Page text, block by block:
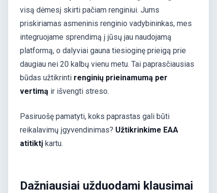
visą dėmesį skirti pačiam renginiui. Jums
priskiriamas asmeninis renginio vadybininkas, mes
integruojame sprendimą į jūsų jau naudojamą
platformą, o dalyviai gauna tiesioginę prieigą prie
daugiau nei 20 kalbų vienu metu. Tai paprasčiausias
būdas užtikrinti renginių prieinamumą per
vertimą ir išvengti streso.
Pasiruošę pamatyti, koks paprastas gali būti
reikalavimų įgyvendinimas? Užtikrinkime EAA
atitiktį kartu.
Dažniausiai užduodami klausimai